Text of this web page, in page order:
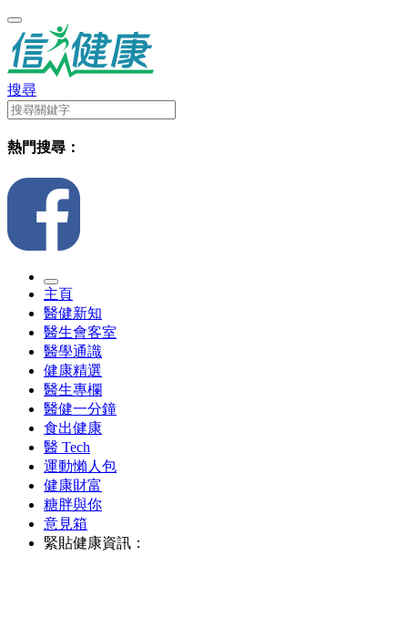
搜尋
熱門搜尋：
主頁
醫健新知
醫生會客室
醫學通識
健康精選
醫生專欄
醫健一分鐘
食出健康
醫 Tech
運動懶人包
健康財富
糖胖與你
意見箱
緊貼健康資訊：